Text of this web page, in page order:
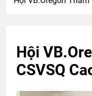
2
Hội
CSVSQ